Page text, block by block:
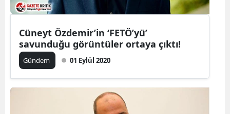
Cüneyt Özdemir’in ‘FETÖ’yü’
savunduğu görüntüler ortaya çıktı!
Gündem 01 Eylül 2020